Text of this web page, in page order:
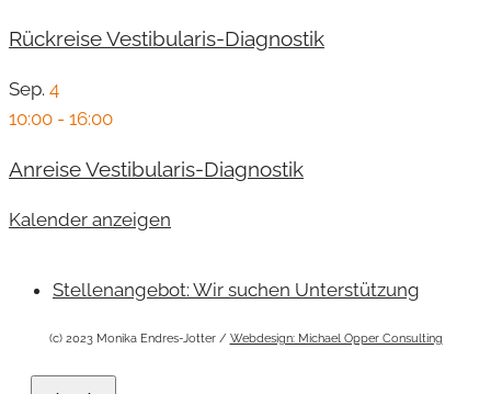
Rückreise Vestibularis-Diagnostik
Sep. 4
10:00 - 16:00
Anreise Vestibularis-Diagnostik
Kalender anzeigen
Stellenangebot: Wir suchen Unterstützung
(c) 2023 Monika Endres-Jotter / Webdesign: Michael Opper Consulting